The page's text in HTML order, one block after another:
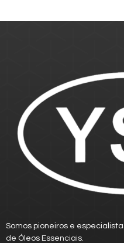
Somos pioneiros e
de Óleos Essenciais.